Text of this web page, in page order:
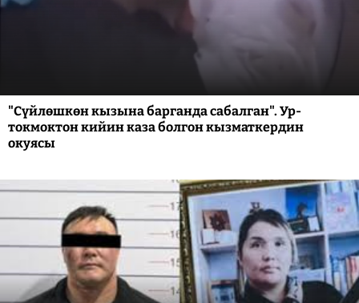
"Сүйлөшкөн кызына барганда сабалган". Ур-
токмоктон кийин каза болгон кызматкердин
окуясы